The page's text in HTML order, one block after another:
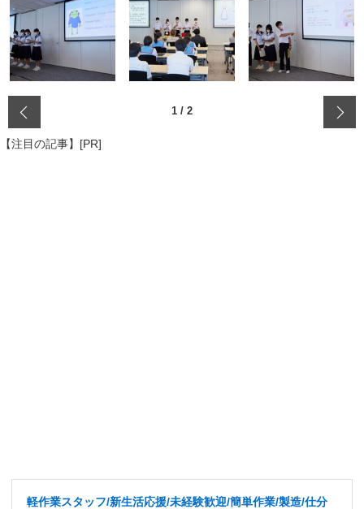
1 / 2
【注目の記事】[PR]
軽作業スタッフ/新生活応援/未経験歓迎/簡単作業/製造/仕分